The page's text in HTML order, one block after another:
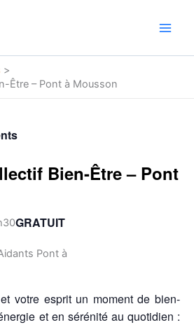
Être – Pont à Mousson
Bien-Être – Pont
GRATUIT
votre esprit un moment de bien-
et en sérénité au quotidien :